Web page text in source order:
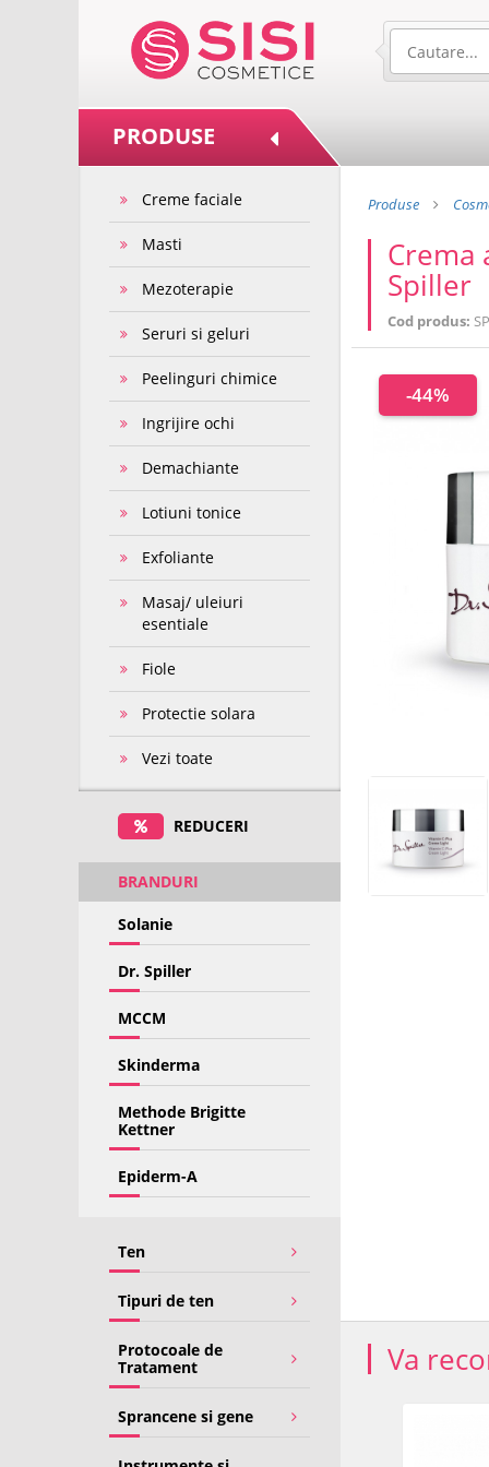
PRODUSE
Creme faciale
Masti
Mezoterapie
Seruri si geluri
Peelinguri chimice
Ingrijire ochi
Demachiante
Lotiuni tonice
Exfoliante
Masaj/ uleiuri
esentiale
Fiole
Protectie solara
Vezi toate
REDUCERI
BRANDURI
Solanie
Dr. Spiller
MCCM
Skinderma
Methode Brigitte
Kettner
Epiderm-A
Ten
Tipuri de ten
Protocoale de
Tratament
Sprancene si gene
Produse
Crema
Spiller
Cod produs:
-44%
Va
PRET SPECIAL